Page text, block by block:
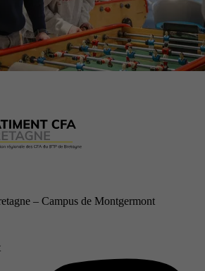
– Campus de Montgermont